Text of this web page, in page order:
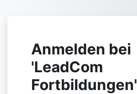
Anmelden bei
'LeadCom
Fortbildungen'